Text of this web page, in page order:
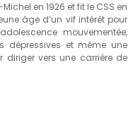
en 1926 et fit le CSS en
âge d’un vif intérêt pour
mouvementée,
dépressives et même une
diriger vers une carrière de